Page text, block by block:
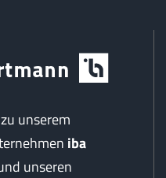
unserem
iba
unseren